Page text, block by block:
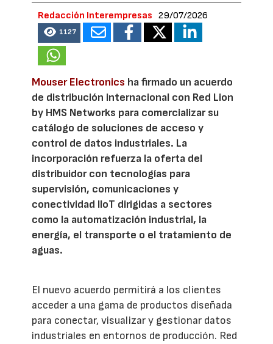
Redacción Interempresas 29/07/2026
1127
Mouser Electronics ha firmado un acuerdo
de distribución internacional con Red Lion
by HMS Networks para comercializar su
catálogo de soluciones de acceso y
control de datos industriales. La
incorporación refuerza la oferta del
distribuidor con tecnologías para
supervisión, comunicaciones y
conectividad IIoT dirigidas a sectores
como la automatización industrial, la
energía, el transporte o el tratamiento de
aguas.
El nuevo acuerdo permitirá a los clientes
acceder a una gama de productos diseñada
para conectar, visualizar y gestionar datos
industriales en entornos de producción. Red